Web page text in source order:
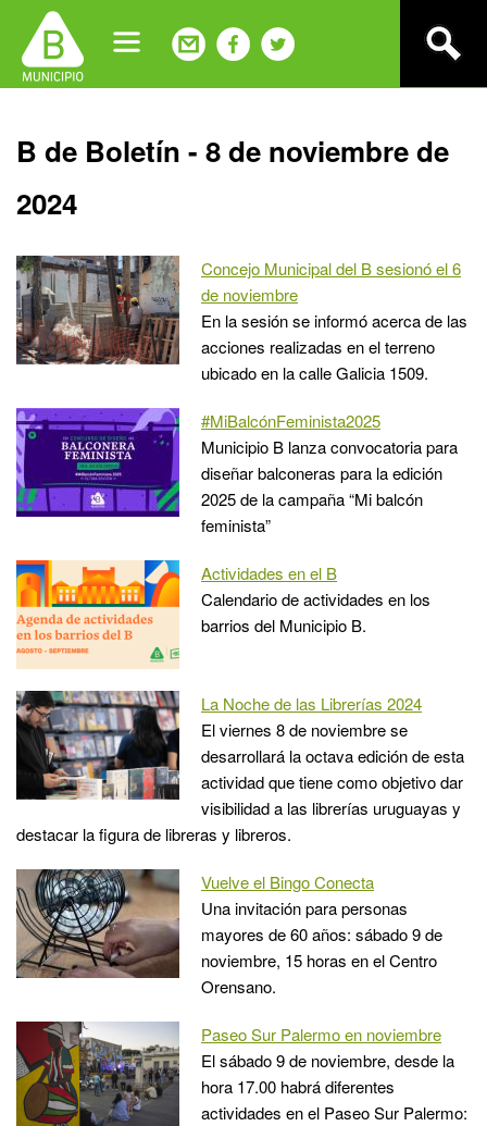
navigation
Back
to
top
B de Boletín - 8 de noviembre de
2024
Concejo Municipal del B sesionó el 6
de noviembre
En la sesión se informó acerca de las
acciones realizadas en el terreno
ubicado en la calle Galicia 1509.
#MiBalcónFeminista2025
Municipio B lanza convocatoria para
diseñar balconeras para la edición
2025 de la campaña “Mi balcón
feminista”
Actividades en el B
Calendario de actividades en los
barrios del Municipio B.
La Noche de las Librerías 2024
El viernes 8 de noviembre se
desarrollará la octava edición de esta
actividad que tiene como objetivo dar
visibilidad a las librerías uruguayas y
destacar la figura de libreras y libreros.
Vuelve el Bingo Conecta
Una invitación para personas
mayores de 60 años: sábado 9 de
noviembre, 15 horas en el Centro
Orensano.
Paseo Sur Palermo en noviembre
El sábado 9 de noviembre, desde la
hora 17.00 habrá diferentes
actividades en el Paseo Sur Palermo: